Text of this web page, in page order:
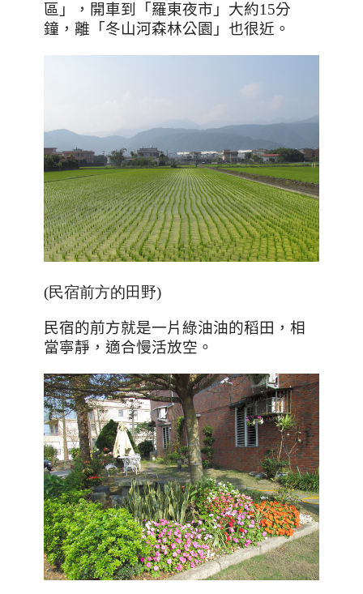
區」，開車到「羅東夜市」大約15分
鐘，離「冬山河森林公園」也很近。
(民宿前方的田野)
民宿的前方就是一片綠油油的稻田，相
當寧靜，適合慢活放空。